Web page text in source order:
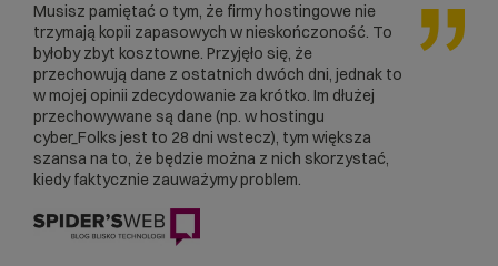
Musisz pamiętać o tym, że firmy hostingowe nie
trzymają kopii zapasowych w nieskończoność. To
byłoby zbyt kosztowne. Przyjęło się, że
przechowują dane z ostatnich dwóch dni, jednak to
w mojej opinii zdecydowanie za krótko. Im dłużej
przechowywane są dane (np. w hostingu
cyber_Folks jest to 28 dni wstecz), tym większa
szansa na to, że będzie można z nich skorzystać,
kiedy faktycznie zauważymy problem.